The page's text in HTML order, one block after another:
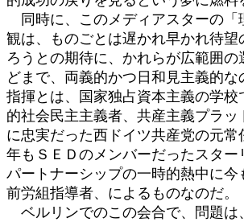
同時に、このメディアスターの「
観は、ものごとは遅かれ早かれ待望
ろうとの期待に、かれらが広範囲の
どまで、両義的かつ日和見主義的
指揮とは、国家独占資本主義の学校
的社会民主主義者、共産主義プラッ
に忠実だった西ドイツ共産党の元常
年もＳＥＤのメンバーだったスター
パートナーシップの一時的熱中に今
前労組指導者、によるものなのだ。
ベルリンでのこの会合で、問題は